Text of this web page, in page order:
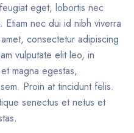
eget, lobortis nec
. Etiam nec dui id nibh viverra
consectetur adipiscing
vulputate elit leo, in
magna egestas,
Proin at tincidunt felis.
senectus et netus et